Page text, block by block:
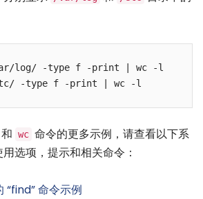
log/ -type f -print | wc -l
和 wc 命令的更多示例，请查看以下系
选项，提示和相关命令：
“find” 命令示例